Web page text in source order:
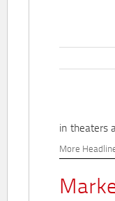
in theaters
More